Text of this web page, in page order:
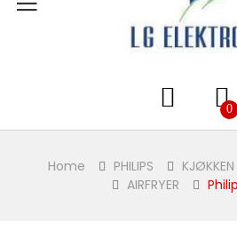
Home PHILIPS KJØKKEN
AIRFRYER